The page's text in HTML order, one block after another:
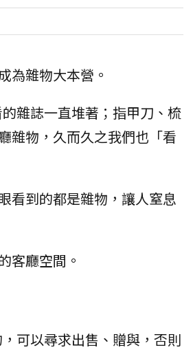
為雜物大本營。
雜誌一直堆著；指甲刀、梳
雜物，久而久之我們也「看
看到的都是雜物，讓人窒息
客廳空間。
可以尋求出售、贈與，否則